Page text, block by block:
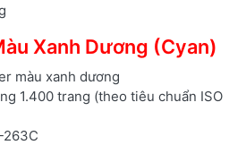
Xanh Dương (Cyan)
màu xanh dương
1.400 trang (theo tiêu chuẩn ISO
263C